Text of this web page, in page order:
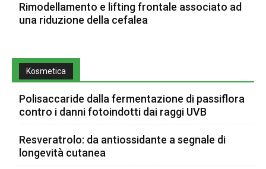
Rimodellamento e lifting frontale associato ad
una riduzione della cefalea
Kosmetica
Polisaccaride dalla fermentazione di passiflora
contro i danni fotoindotti dai raggi UVB
Resveratrolo: da antiossidante a segnale di
longevità cutanea